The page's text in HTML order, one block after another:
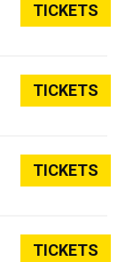
TICKETS
TICKETS
TICKETS
TICKETS